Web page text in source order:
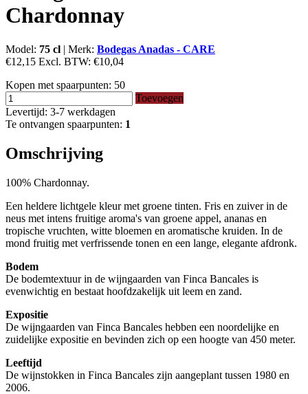
Chardonnay
Model: 75 cl | Merk: Bodegas Anadas - CARE
€12,15 Excl. BTW: €10,04
Kopen met spaarpunten: 50
Toevoegen
Levertijd: 3-7 werkdagen
Te ontvangen spaarpunten: 1
Omschrijving
100% Chardonnay.
Een heldere lichtgele kleur met groene tinten. Fris en zuiver in de
neus met intens fruitige aroma's van groene appel, ananas en
tropische vruchten, witte bloemen en aromatische kruiden. In de
mond fruitig met verfrissende tonen en een lange, elegante afdronk.
Bodem
De bodemtextuur in de wijngaarden van Finca Bancales is
evenwichtig en bestaat hoofdzakelijk uit leem en zand.
Expositie
De wijngaarden van Finca Bancales hebben een noordelijke en
zuidelijke expositie en bevinden zich op een hoogte van 450 meter.
Leeftijd
De wijnstokken in Finca Bancales zijn aangeplant tussen 1980 en
2006.